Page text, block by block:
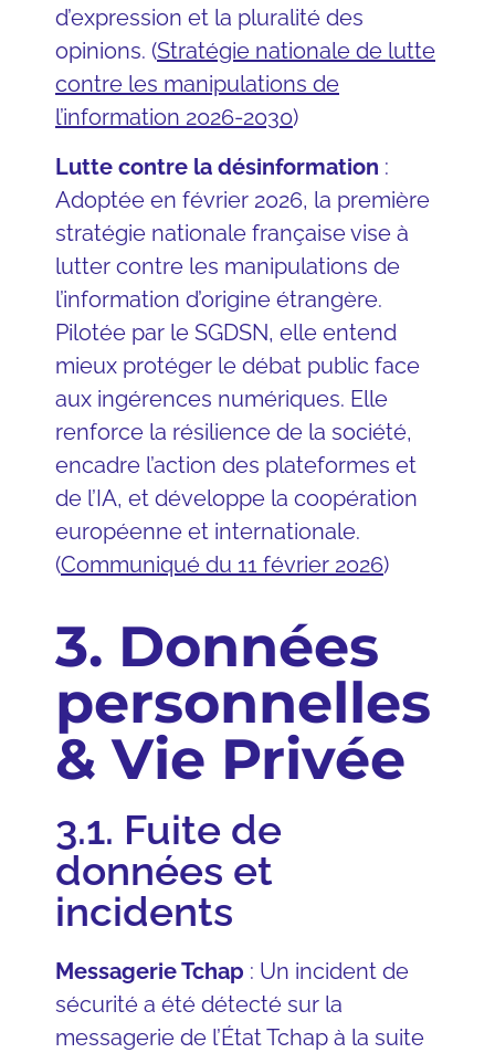
d’expression et la pluralité des
opinions. (Stratégie nationale de lutte
contre les manipulations de
l’information 2026-2030)
Lutte contre la désinformation :
Adoptée en février 2026, la première
stratégie nationale française vise à
lutter contre les manipulations de
l’information d’origine étrangère.
Pilotée par le SGDSN, elle entend
mieux protéger le débat public face
aux ingérences numériques. Elle
renforce la résilience de la société,
encadre l’action des plateformes et
de l’IA, et développe la coopération
européenne et internationale.
(Communiqué du 11 février 2026)
3. Données
personnelles
& Vie Privée
3.1. Fuite de
données et
incidents
Messagerie Tchap : Un incident de
sécurité a été détecté sur la
messagerie de l’État Tchap à la suite